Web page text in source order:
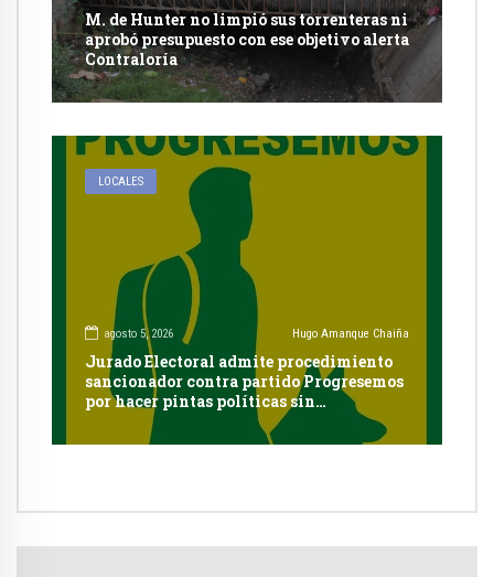
M. de Hunter no limpió sus torrenteras ni
aprobó presupuesto con ese objetivo alerta
Contraloría
LOCALES
agosto 5, 2026 Hugo Amanque Chaiña
Jurado Electoral admite procedimiento
sancionador contra partido Progresemos
por hacer pintas políticas sin
autorización en Cayma